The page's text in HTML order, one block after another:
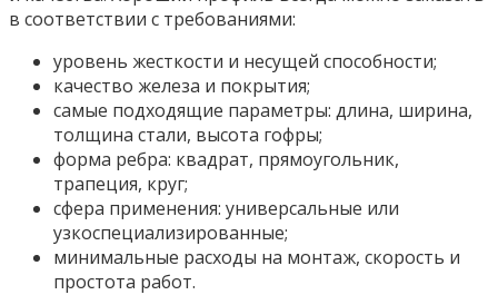
в соответствии с требованиями:
уровень жесткости и несущей способности;
качество железа и покрытия;
самые подходящие параметры: длина, ширина,
толщина стали, высота гофры;
форма ребра: квадрат, прямоугольник,
трапеция, круг;
сфера применения: универсальные или
узкоспециализированные;
минимальные расходы на монтаж, скорость и
простота работ.